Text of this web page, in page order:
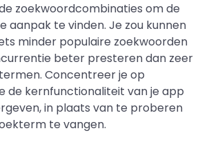
zoekwoordcombinaties om de
aanpak te vinden. Je zou kunnen
minder populaire zoekwoorden
beter presteren dan zeer
Concentreer je op
de kernfunctionaliteit van je app
in plaats van te proberen
te vangen.